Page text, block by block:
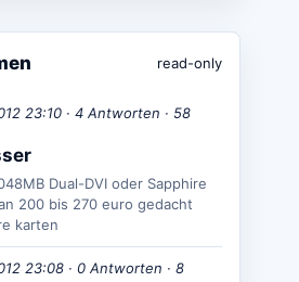
read-only
23:10 · 4 Antworten · 58
Dual-DVI oder Sapphire
200 bis 270 euro gedacht
karten
23:08 · 0 Antworten · 8